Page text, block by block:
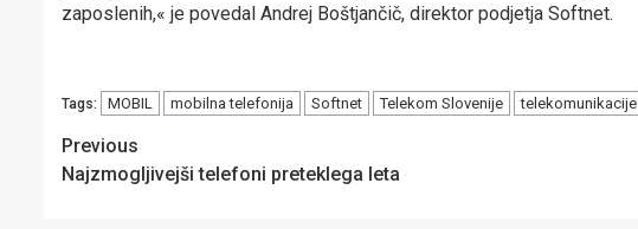
zaposlenih,« je povedal Andrej Boštjančič, direktor podjetja Softnet.
Tags: MOBIL mobilna telefonija Softnet Telekom Slovenije telekomunikacije
Post
navigation
Previous
Najzmogljivejši telefoni preteklega leta